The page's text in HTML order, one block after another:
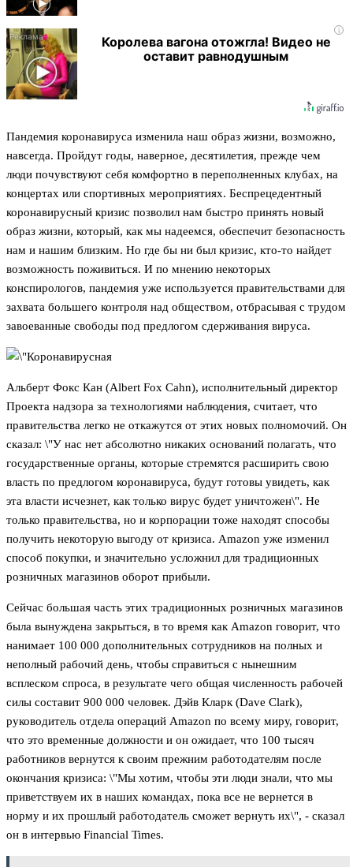
i
Королева вагона отожгла! Видео не
оставит равнодушным
Пандемия коронавируса изменила наш образ жизни, возможно,
навсегда. Пройдут годы, наверное, десятилетия, прежде чем
люди почувствуют себя комфортно в переполненных клубах, на
концертах или спортивных мероприятиях. Беспрецедентный
коронавирусный кризис позволил нам быстро принять новый
образ жизни, который, как мы надеемся, обеспечит безопасность
нам и нашим близким. Но где бы ни был кризис, кто-то найдет
возможность поживиться. И по мнению некоторых
конспирологов, пандемия уже используется правительствами для
захвата большего контроля над обществом, отбрасывая с трудом
завоеванные свободы под предлогом сдерживания вируса.
Альберт Фокс Кан (Albert Fox Cahn), исполнительный директор
Проекта надзора за технологиями наблюдения, считает, что
правительства легко не откажутся от этих новых полномочий. Он
сказал: \"У нас нет абсолютно никаких оснований полагать, что
государственные органы, которые стремятся расширить свою
власть по предлогом коронавируса, будут готовы увидеть, как
эта власти исчезнет, как только вирус будет уничтожен\". Не
только правительства, но и корпорации тоже находят способы
получить некоторую выгоду от кризиса. Amazon уже изменил
способ покупки, и значительно усложнил для традиционных
розничных магазинов оборот прибыли.
Сейчас большая часть этих традиционных розничных магазинов
была вынуждена закрыться, в то время как Amazon говорит, что
нанимает 100 000 дополнительных сотрудников на полных и
неполный рабочий день, чтобы справиться с нынешним
всплеском спроса, в результате чего общая численность рабочей
силы составит 900 000 человек. Дэйв Кларк (Dave Clark),
руководитель отдела операций Amazon по всему миру, говорит,
что это временные должности и он ожидает, что 100 тысяч
работников вернутся к своим прежним работодателям после
окончания кризиса: \"Мы хотим, чтобы эти люди знали, что мы
приветствуем их в наших командах, пока все не вернется в
норму и их прошлый работодатель сможет вернуть их\", - сказал
он в интервью Financial Times.